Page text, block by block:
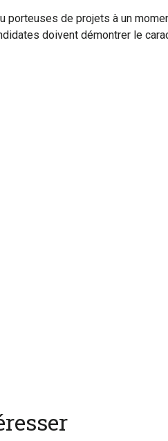
porteuses de projets à un
doivent démontrer le